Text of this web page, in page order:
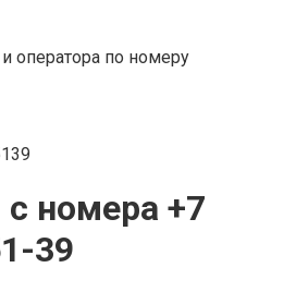
оператора по номеру
номера +7
39